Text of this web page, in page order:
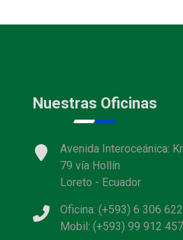
Nuestras Oficinas
Avenida Interoceánica:
79 vía Hollín
Loreto - Ecuador
Oficina: (+593) 6 306
Mobil: (+593) 99 912